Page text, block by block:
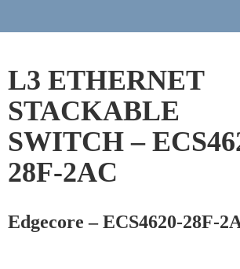
L3 ETHERNET
STACKABLE
SWITCH –
28F-2AC
Edgecore – ECS4620-28F-